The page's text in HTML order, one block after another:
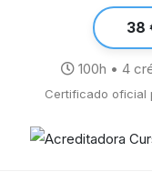
38
100h • 4
Certificado oficial